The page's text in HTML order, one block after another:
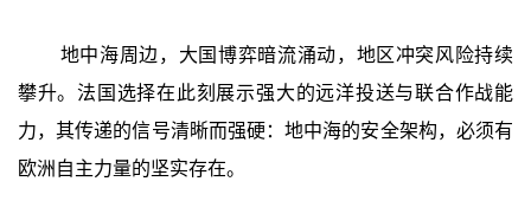
地中海周边，大国博弈暗流涌动，地区冲突风险持续
攀升。法国选择在此刻展示强大的远洋投送与联合作战能
力，其传递的信号清晰而强硬：地中海的安全架构，必须有
欧洲自主力量的坚实存在。